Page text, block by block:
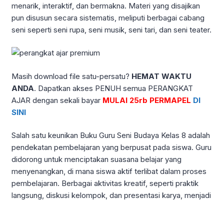
menarik, interaktif, dan bermakna. Materi yang disajikan
pun disusun secara sistematis, meliputi berbagai cabang
seni seperti seni rupa, seni musik, seni tari, dan seni teater.
Masih download file satu-persatu? HEMAT WAKTU
ANDA. Dapatkan akses PENUH semua PERANGKAT
AJAR dengan sekali bayar MULAI 25rb PERMAPEL DI
SINI
Salah satu keunikan Buku Guru Seni Budaya Kelas 8 adalah
pendekatan pembelajaran yang berpusat pada siswa. Guru
didorong untuk menciptakan suasana belajar yang
menyenangkan, di mana siswa aktif terlibat dalam proses
pembelajaran. Berbagai aktivitas kreatif, seperti praktik
langsung, diskusi kelompok, dan presentasi karya, menjadi